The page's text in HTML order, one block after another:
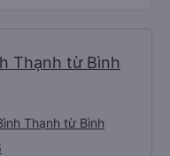
Thạnh từ Bình
Thạnh từ Bình